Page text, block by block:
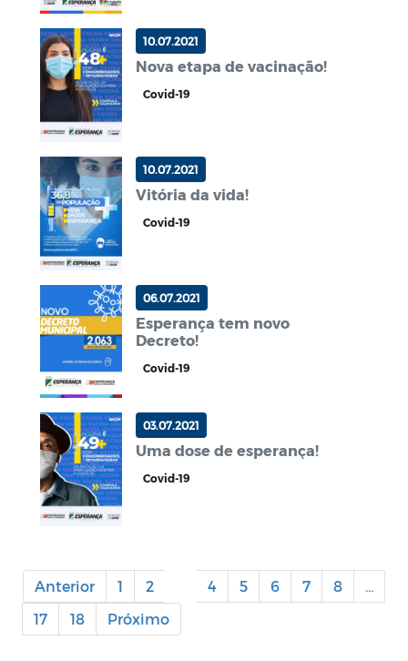
10.07.2021
Nova etapa de vacinação!
Covid-19
10.07.2021
Vitória da vida!
Covid-19
06.07.2021
Esperança tem novo
Decreto!
Covid-19
03.07.2021
Uma dose de esperança!
Covid-19
Anterior 1 2 4 5 6 7 8
...
17
18 Próximo